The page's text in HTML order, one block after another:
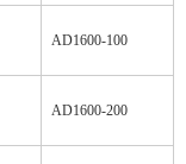
AD1600-100
AD1600-200